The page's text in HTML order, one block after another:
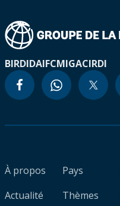
BIRDIDAIFCMIGACIRDI
À propos
Actualité
Pays
Thèmes